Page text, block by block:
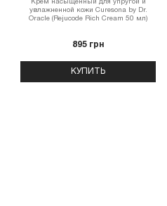
Крем насыщенный для упругой и
увлажненной кожи Curesona by Dr.
Oracle (Rejucode Rich Cream 50 мл)
895 грн
КУПИТЬ